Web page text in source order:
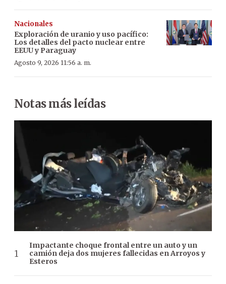
Nacionales
Exploración de uranio y uso pacífico:
Los detalles del pacto nuclear entre
EEUU y Paraguay
Agosto 9, 2026 11:56 a. m.
Notas más leídas
Impactante choque frontal entre un auto y un
camión deja dos mujeres fallecidas en Arroyos y
Esteros